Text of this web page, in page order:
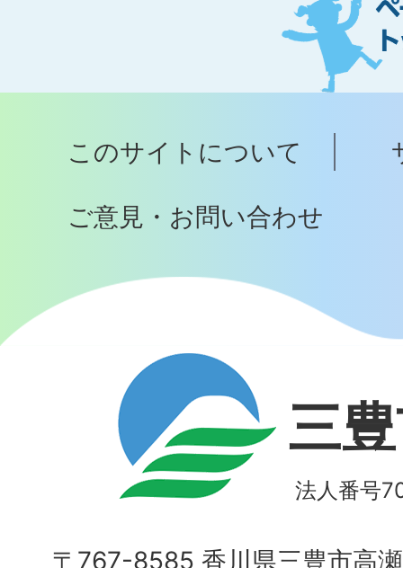
ジ
ト
ッ
へ
このサイトについて
ご意見・お問い合わせ
三
法人番号
〒767-8585 香川県三豊市高